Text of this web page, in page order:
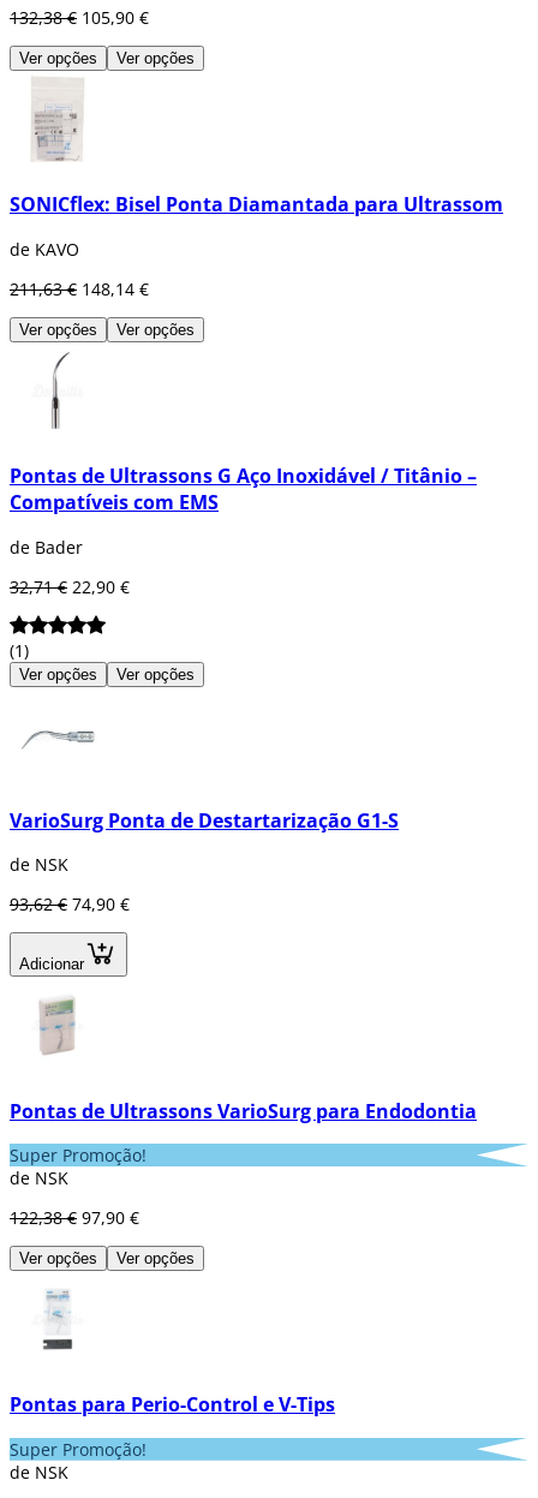
132,38 € 105,90 €
Ver opções Ver opções
SONICflex: Bisel Ponta Diamantada para Ultrassom
de KAVO
211,63 € 148,14 €
Ver opções Ver opções
Pontas de Ultrassons G Aço Inoxidável / Titânio –
Compatíveis com EMS
de Bader
32,71 € 22,90 €
(1)
Ver opções Ver opções
VarioSurg Ponta de Destartarização G1-S
de NSK
93,62 € 74,90 €
Adicionar
Pontas de Ultrassons VarioSurg para Endodontia
Super Promoção!
de NSK
122,38 € 97,90 €
Ver opções Ver opções
Pontas para Perio-Control e V-Tips
Super Promoção!
de NSK